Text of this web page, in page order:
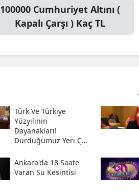
100000 Cumhuriyet Altını (
Kapalı Çarşı ) Kaç TL
Türk Ve Türkiye
Yüzyılının
Dayanakları!
Durduğumuz Yeri Çok
Ankara'da 18 Saate
Varan Su Kesintisi